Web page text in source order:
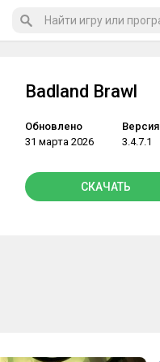
Badland Brawl
Обновлено
31 марта 2026
Версия
3.4.7.1
СКАЧАТЬ